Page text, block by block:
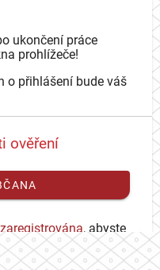
ukončení práce
prohlížeče!
o přihlášení bude váš
ověření
zaregistrována, abyste
účtu.